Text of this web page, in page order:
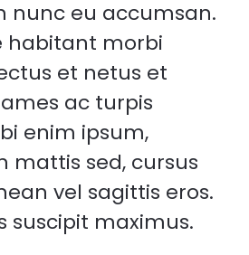
nunc eu accumsan.
habitant morbi
et netus et
ac turpis
enim ipsum,
mattis sed, cursus
vel sagittis eros.
suscipit maximus.